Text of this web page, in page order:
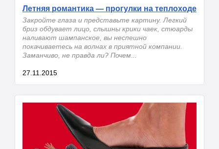
Летняя романтика — прогулки на теплоходе
Закройте глаза и представьте картину. Легкий
бриз обдувает лицо, слышны крики чаек, стюарды
наливают шампанское, вы неспешно
покачиваетесь на волнах в приятной компании.
Заманчиво, не правда ли? Почем...
27.11.2015